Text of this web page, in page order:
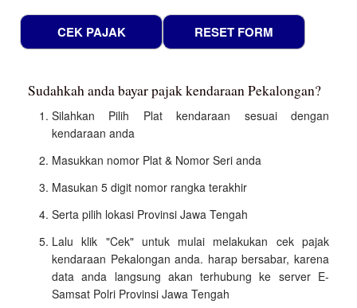
Sudahkah anda bayar pajak kendaraan Pekalongan?
Silahkan Pilih Plat kendaraan sesuai dengan
kendaraan anda
Masukkan nomor Plat & Nomor Seri anda
Masukan 5 digit nomor rangka terakhir
Serta pilih lokasi Provinsi Jawa Tengah
Lalu klik "Cek" untuk mulai melakukan cek pajak
kendaraan Pekalongan anda. harap bersabar, karena
data anda langsung akan terhubung ke server E-
Samsat Polri Provinsi Jawa Tengah